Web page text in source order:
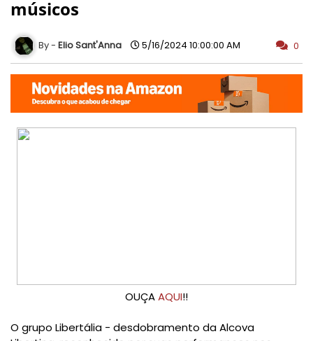
músicos
Elio Sant'Anna 5/16/2024 10:00:00 AM 0
OUÇAAQUI!!
O grupo Libertália - desdobramento da Alcova